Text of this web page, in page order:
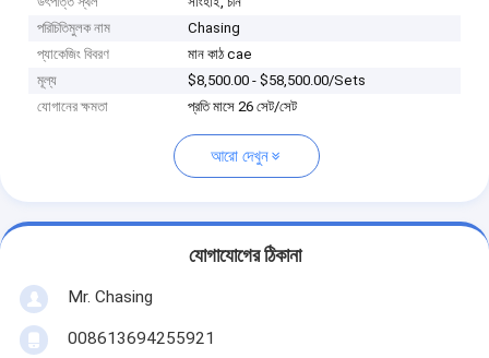
পরিচিতিমুলক নাম
Chasing
প্যাকেজিং বিবরণ
মান কাঠ cae
মূল্য
$8,500.00 - $58,500.00/Sets
যোগানের ক্ষমতা
প্রতি মাসে 26 সেট/সেট
আরো দেখুন
যোগাযোগের ঠিকানা
Mr. Chasing
008613694255921